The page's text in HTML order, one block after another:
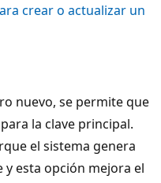
crear o actualizar un
nuevo, se permite que
la clave principal.
el sistema genera
y esta opción mejora el